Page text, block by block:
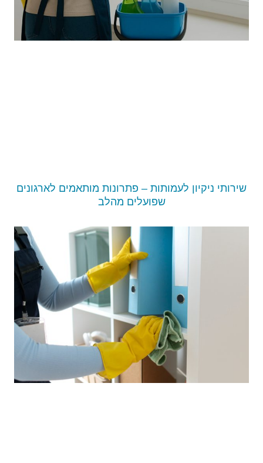
שירותי ניקיון לעמותות – פתרונות מותאמים לארגונים
שפועלים מהלב